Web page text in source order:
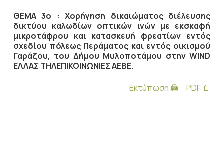
ΘΕΜΑ 3ο : Χορήγηση δικαιώματος διέλευσης
δικτύου καλωδίων οπτικών ινών με εκσκαφή
μικροτάφρου και κατασκευή φρεατίων εντός
σχεδίου πόλεως Περάματος και εντός οικισμού
Γαράζου, του Δήμου Μυλοποτάμου στηνWIND
ΕΛΛΑΣ ΤΗΛΕΠΙΚΟΙΝΩΝΙΕΣ ΑΕΒΕ.
Εκτύπωση 🖨
PDF 📄